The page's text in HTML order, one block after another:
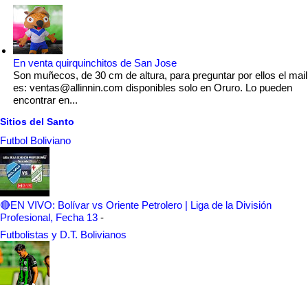
En venta quirquinchitos de San Jose
Son muñecos, de 30 cm de altura, para preguntar por ellos el mail
es: ventas@allinnin.com disponibles solo en Oruro. Lo pueden
encontrar en...
Sitios del Santo
Futbol Boliviano
🔴EN VIVO: Bolívar vs Oriente Petrolero | Liga de la División
Profesional, Fecha 13 -
Futbolistas y D.T. Bolivianos